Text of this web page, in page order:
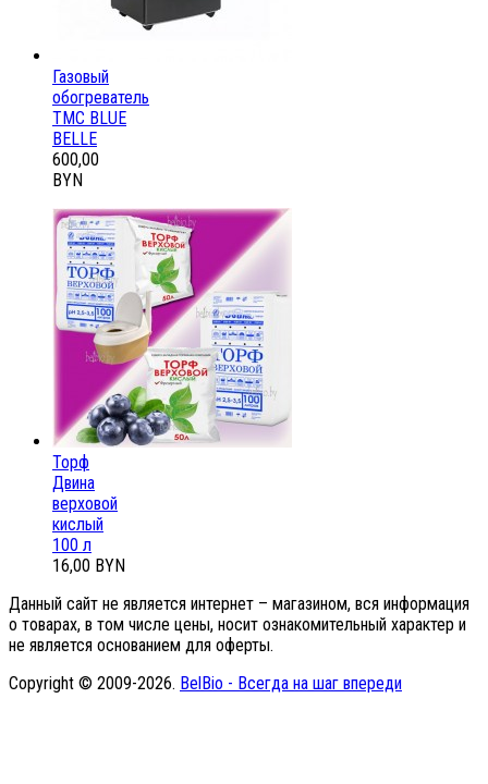
Газовый
обогреватель
ТМС BLUE
BELLE
600,00
BYN
Торф
Двина
верховой
кислый
100 л
16,00 BYN
Данный сайт не является интернет – магазином, вся информация
о товарах, в том числе цены, носит ознакомительный характер и
не является основанием для оферты.
Copyright © 2009-2026. BelBio - Всегда на шаг впереди